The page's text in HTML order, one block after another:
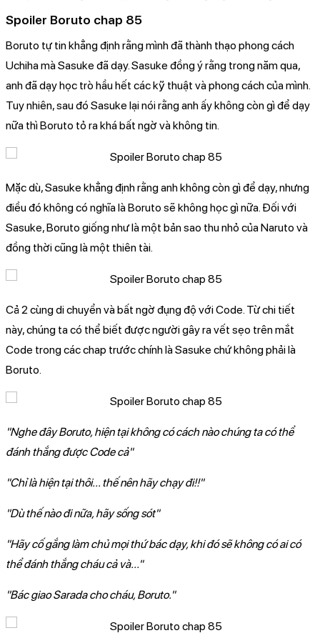
Spoiler Boruto chap 85
Boruto tự tin khẳng định rằng mình đã thành thạo phong cách
Uchiha mà Sasuke đã dạy. Sasuke đồng ý rằng trong năm qua,
anh đã dạy học trò hầu hết các kỹ thuật và phong cách của mình.
Tuy nhiên, sau đó Sasuke lại nói rằng anh ấy không còn gì để dạy
nữa thì Boruto tỏ ra khá bất ngờ và không tin.
Mặc dù, Sasuke khẳng định rằng anh không còn gì để dạy, nhưng
điều đó không có nghĩa là Boruto sẽ không học gì nữa. Đối với
Sasuke, Boruto giống như là một bản sao thu nhỏ của Naruto và
đồng thời cũng là một thiên tài.
Cả 2 cùng di chuyển và bất ngờ đụng độ với Code. Từ chi tiết
này, chúng ta có thể biết được người gây ra vết sẹo trên mắt
Code trong các chap trước chính là Sasuke chứ không phải là
Boruto.
"Nghe đây Boruto, hiện tại không có cách nào chúng ta có thể
đánh thắng được Code cả"
"Chỉ là hiện tại thôi... thế nên hãy chạy đi!!"
"Dù thế nào đi nữa, hãy sống sót"
"Hãy cố gắng làm chủ mọi thứ bác dạy, khi đó sẽ không có ai có
thể đánh thắng cháu cả và..."
"Bác giao Sarada cho cháu, Boruto."